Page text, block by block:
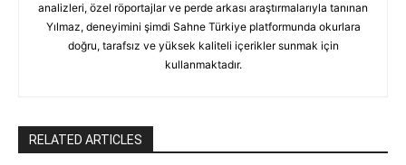
analizleri, özel röportajlar ve perde arkası araştırmalarıyla tanınan
Yılmaz, deneyimini şimdi Sahne Türkiye platformunda okurlara
doğru, tarafsız ve yüksek kaliteli içerikler sunmak için
kullanmaktadır.
RELATED ARTICLES